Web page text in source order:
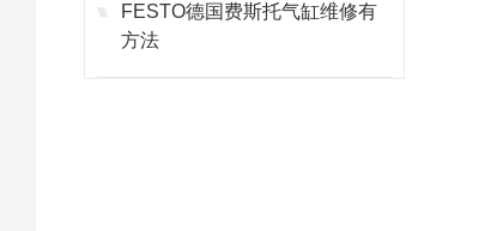
FESTO德国费斯托气缸维修有
方法